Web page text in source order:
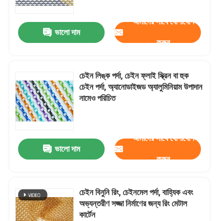
ভালো দাম
আমাদের সাথে যোগাযোগ
করুন
চেইন লিঙ্ক পর্দা, চেইন ফ্লাই স্ক্রিন বা হুক
চেইন পর্দা, অ্যানোডাইজড অ্যালুমিনিয়াম উপাদান
নামেও পরিচিত
ভালো দাম
আমাদের সাথে যোগাযোগ
করুন
চেইন বিনুনি রিং, চেইনমেল পর্দা, বাহ্যিক এবং
অভ্যন্তরীণ সজ্জা নির্মাণের জন্য রিং মেটাল
কার্টেন